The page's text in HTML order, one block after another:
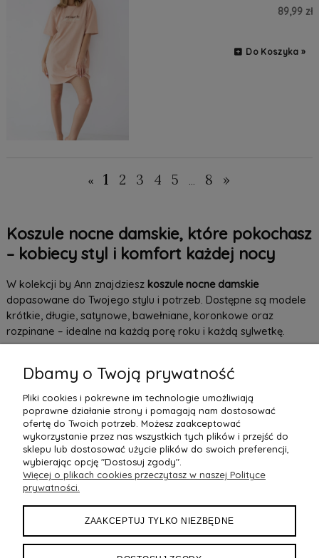
89,99 zł
Do Koszyka »
« 1 2 3 4 5 ... 8 »
Koszule nocne damskie, które pokochasz
– kobiecy styl i komfort każdej nocy
W kolekcji by Ann znajdziesz koszule nocne damskie
dopasowane do Twojego stylu i potrzeb. Dostępne są modele
krótkie, długie, satynowe, bawełniane, koronkowe oraz
rozpinane – idealne na każdą porę roku i każdą sylwetkę.
dbają o wygodę snu: od lekkiej bawełny, przez chłodną satynę,
czuć się pięknie nawet podczas odpoczynku.
Czytaj więcej
POMOC
MOJE KONTO
PŁATNOŚCI I DOSTAWA
Dbamy o Twoją prywatność
Pliki cookies i pokrewne im technologie umożliwiają
poprawne działanie strony i pomagają nam dostosować
ofertę do Twoich potrzeb. Możesz zaakceptować
wykorzystanie przez nas wszystkich tych plików i przejść do
sklepu lub dostosować użycie plików do swoich preferencji,
wybierając opcję "Dostosuj zgody".
Więcej o plikach cookies przeczytasz w naszej Polityce
prywatności.
ZAAKCEPTUJ TYLKO NIEZBĘDNE